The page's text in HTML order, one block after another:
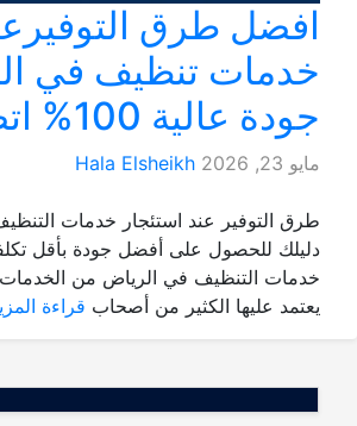
افضل طرق
خدمات تنظيف في
جودة عالية 100% اتصل ينا
مايو 23, 2026 Hala Elsheikh
طرق التوفير عند استئجار خدمات
دليلك للحصول على أفضل جودة بأقل
خدمات التنظيف في الرياض من الخدمات
يعتمد عليها الكثير من أصحاب قراءة